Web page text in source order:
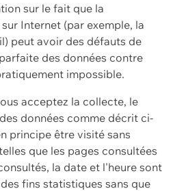
sur le fait que la
Internet (par exemple, la
peut avoir des défauts de
des données contre
impossible.
acceptez la collecte, le
données comme décrit ci-
principe être visité sans
que les pages consultées
la date et l'heure sont
fins statistiques sans que